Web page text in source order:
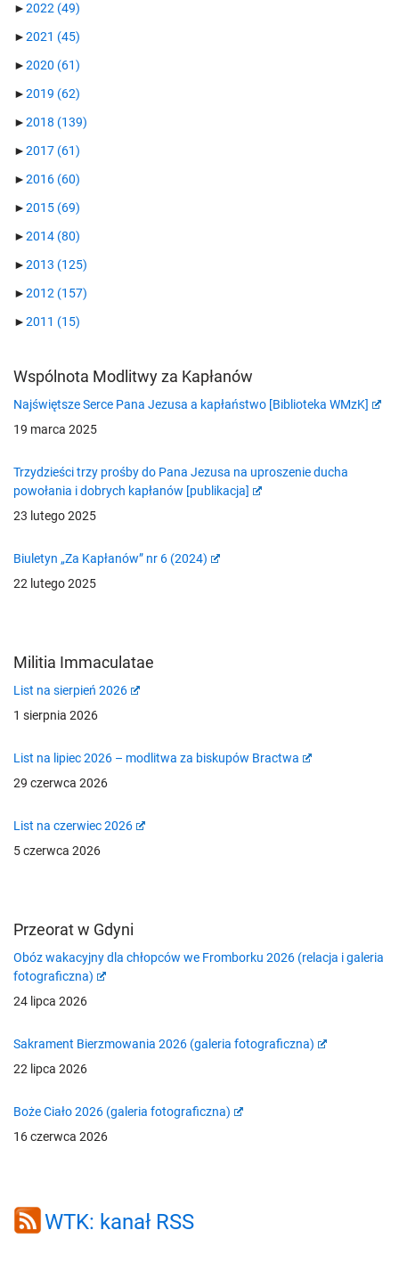
►2022 (49)
►2021 (45)
►2020 (61)
►2019 (62)
►2018 (139)
►2017 (61)
►2016 (60)
►2015 (69)
►2014 (80)
►2013 (125)
►2012 (157)
►2011 (15)
Wspólnota Modlitwy za Kapłanów
Najświętsze Serce Pana Jezusa a kapłaństwo [Biblioteka WMzK]
19 marca 2025
Trzydzieści trzy prośby do Pana Jezusa na uproszenie ducha
powołania i dobrych kapłanów [publikacja]
23 lutego 2025
Biuletyn „Za Kapłanów” nr 6 (2024)
22 lutego 2025
Militia Immaculatae
List na sierpień 2026
1 sierpnia 2026
List na lipiec 2026 – modlitwa za biskupów Bractwa
29 czerwca 2026
List na czerwiec 2026
5 czerwca 2026
Przeorat w Gdyni
Obóz wakacyjny dla chłopców we Fromborku 2026 (relacja i galeria
fotograficzna)
24 lipca 2026
Sakrament Bierzmowania 2026 (galeria fotograficzna)
22 lipca 2026
Boże Ciało 2026 (galeria fotograficzna)
16 czerwca 2026
WTK: kanał RSS